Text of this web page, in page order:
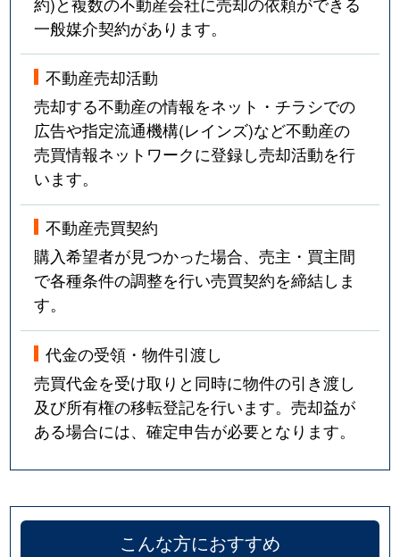
一般媒介契約があります。
不動産売却活動
売却する不動産の情報をネット・チラシでの
広告や指定流通機構(レインズ)など不動産の
売買情報ネットワークに登録し売却活動を行
います。
不動産売買契約
購入希望者が見つかった場合、売主・買主間
で各種条件の調整を行い売買契約を締結しま
す。
代金の受領・物件引渡し
売買代金を受け取りと同時に物件の引き渡し
及び所有権の移転登記を行います。売却益が
ある場合には、確定申告が必要となります。
こんな方におすすめ